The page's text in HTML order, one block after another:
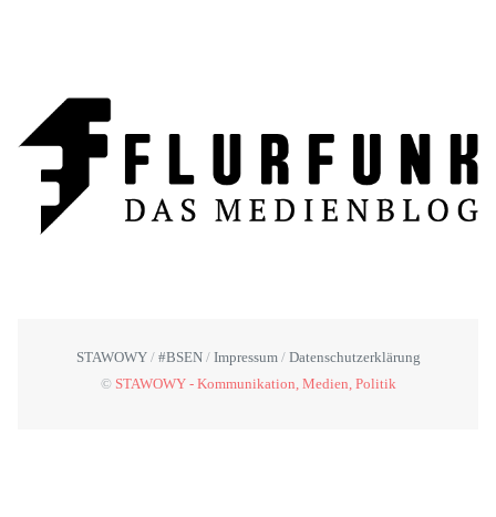
STAWOWY #BSEN Impressum
Datenschutzerklärung
© STAWOWY - Kommunikation, Medien, Politik